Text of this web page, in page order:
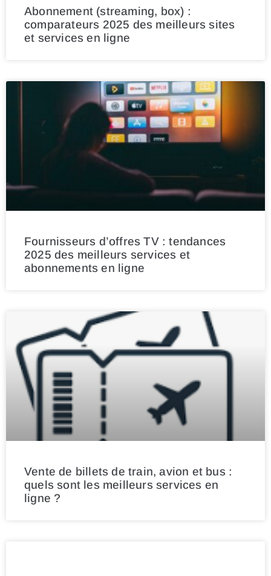
Abonnement (streaming, box) :
comparateurs 2025 des meilleurs sites
et services en ligne
Fournisseurs d’offres TV : tendances
2025 des meilleurs services et
abonnements en ligne
Vente de billets de train, avion et bus :
quels sont les meilleurs services en
ligne ?